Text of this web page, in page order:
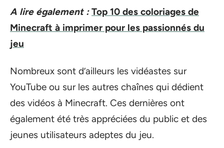
A lire également : Top 10 des coloriages de
Minecraft à imprimer pour les passionnés du
jeu
Nombreux sont d’ailleurs les vidéastes sur
YouTube ou sur les autres chaînes qui dédient
des vidéos à Minecraft. Ces dernières ont
également été très appréciées du public et des
jeunes utilisateurs adeptes du jeu.